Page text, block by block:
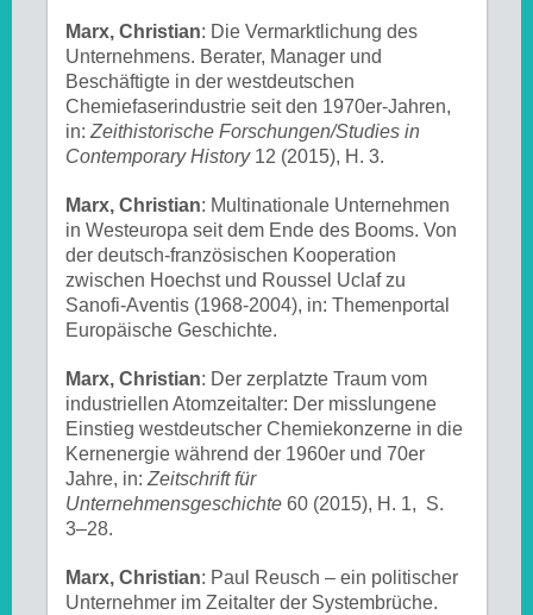
Marx, Christian: Die Vermarktlichung des
Unternehmens. Berater, Manager und
Beschäftigte in der westdeutschen
Chemiefaserindustrie seit den 1970er-Jahren,
in: Zeithistorische Forschungen/Studies in
Contemporary History12 (2015), H. 3.
Marx, Christian: Multinationale Unternehmen
in Westeuropa seit dem Ende des Booms. Von
der deutsch-französischen Kooperation
zwischen Hoechst und Roussel Uclaf zu
Sanofi-Aventis (1968-2004), in: Themenportal
Europäische Geschichte.
Marx, Christian: Der zerplatzte Traum vom
industriellen Atomzeitalter: Der misslungene
Einstieg westdeutscher Chemiekonzerne in die
Kernenergie während der 1960er und 70er
Jahre, in: Zeitschrift für
Unternehmensgeschichte60 (2015), H. 1, S.
3–28.
Marx, Christian: Paul Reusch – ein politischer
Unternehmer im Zeitalter der Systembrüche.